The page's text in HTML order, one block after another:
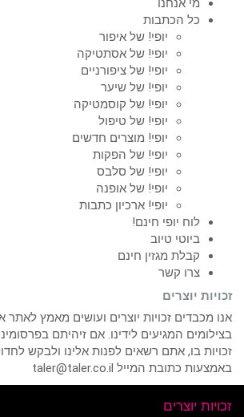
כל הכתבות
יופי! של איפור
יופי! של אסתטיקה
יופי! של ציפורניים
יופי! של שיער
יופי! של קוסמטיקה
יופי! של טיפול
יופי! מוצרים חדשים
יופי! של הפקות
יופי! של סלבס
יופי! של אופנה
יופי! ארכיון כתבות
לוח יופי חינם!
ביוטי טיוב
קבלת מגזין חינם
צרו קשר
זכויות יוצרים
אנו מכבדים זכויות יוצרים ועושים מאמץ לאתר
בצילומים המגיעים לידינו. אם זיהיתם
זכויות בו, אתם רשאים לפנות אלינו ולבקש
באמצעות כתובת המייל taler@taler.co.il
זכויות יוצרים